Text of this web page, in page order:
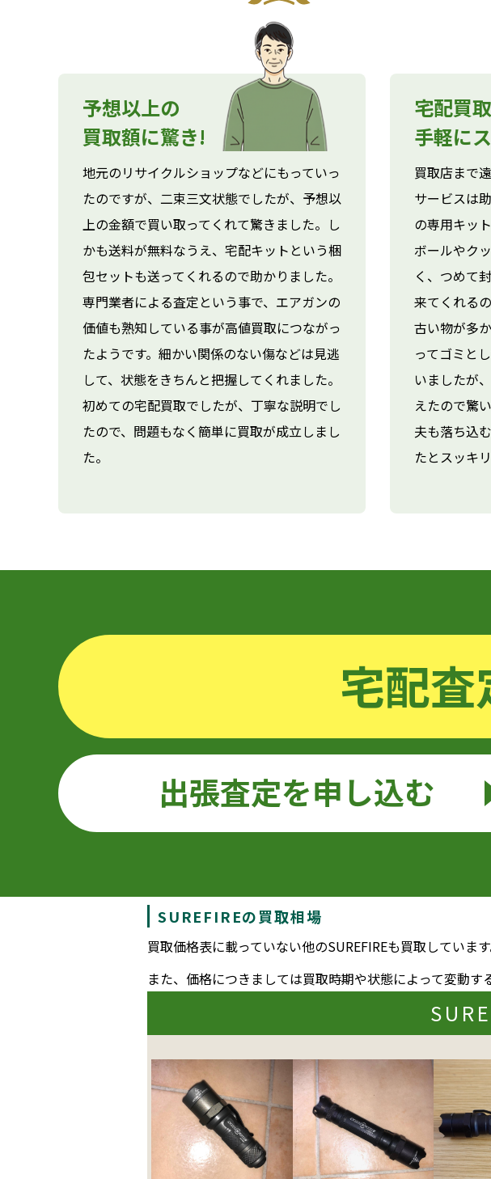
予想以上の
買取額に驚き!
地元のリサイクルショップなどにもっていっ
たのですが、二束三文状態でしたが、予想以
上の金額で買い取ってくれて驚きました。し
かも送料が無料なうえ、宅配キットという梱
包セットも送ってくれるので助かりました。
専門業者による査定という事で、エアガンの
価値も熟知している事が高値買取につながっ
たようです。細かい関係のない傷などは見逃
して、状態をきちんと把握してくれました。
初めての宅配買取でしたが、丁寧な説明でし
たので、問題もなく簡単に買取が成立しまし
た。
宅配買
手軽に
買取店まで
サービスは
の専用キッ
ボールやク
く、つめて
来てくれる
古い物が多
ってゴミと
いましたが
えたので驚
夫も落ち込
たとスッキ
宅配
出張査定を申し込む
SUREFIREの買取相場
買取価格表に載っていない他のSUREFIREも買取しています
また、価格につきましては買取時期や状態によって変動す